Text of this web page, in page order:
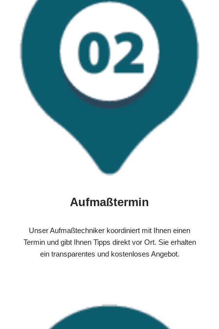
Aufmaßtermin
Unser Aufmaßtechniker koordiniert mit Ihnen einen
Termin und gibt Ihnen Tipps direkt vor Ort. Sie erhalten
ein transparentes und kostenloses Angebot.